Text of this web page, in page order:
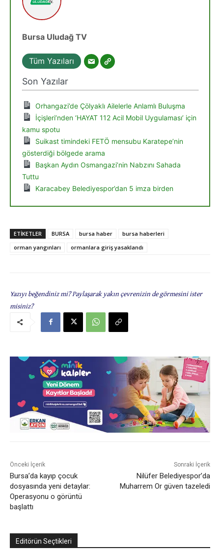
Bursa Uludağ TV
Tüm Yazıları
Son Yazılar
Orhangazi’de Çölyaklı Ailelerle Anlamlı Buluşma
İçişleri’nden ‘HAYAT 112 Acil Mobil Uygulaması’ için
kamu spotu
Suikast timindeki FETÖ mensubu Karatepe’nin
gösterdiği bölgede arama
Başkan Aydın Osmangazi’nin Nabzını Sahada
Tuttu
Karacabey Belediyespor’dan 5 imza birden
ETIKETLER BURSA bursa haber
bursa haberleri
orman yangınları
ormanlara giriş yasaklandı
Yazıyı beğendiniz mi? Paylaşarak yakın çevrenizin de görmesini ister
misiniz?
Önceki İçerik
Bursa’da kayıp çocuk
dosyasında yeni detaylar:
Operasyonu o görüntü
başlattı
Sonraki İçerik
Nilüfer Belediyespor’da
Muharrem Or güven tazeledi
Editörün Seçtikleri